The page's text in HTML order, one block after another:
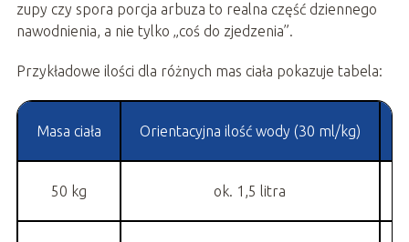
zupy czy spora porcja arbuza to realna część dziennego
nawodnienia, a nie tylko „coś do zjedzenia”.
Przykładowe ilości dla różnych mas ciała pokazuje tabela:
Masa ciała Orientacyjna ilość wody (30 ml/kg)
50 kg ok. 1,5 litra